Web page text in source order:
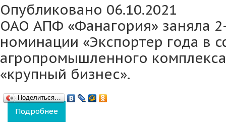
Опубликовано 06.10.2021
ОАО АПФ «Фанагория» заняла
номинации «Экспортер года в
агропромышленного
«крупный бизнес».
Поделиться…
Подробнее